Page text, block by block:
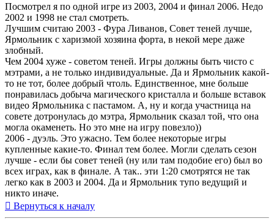
Посмотрел я по одной игре из 2003, 2004 и финал 2006. Недо
2002 и 1998 не стал смотреть.
Лучшим считаю 2003 - Фура Ливанов, Совет теней лучше,
Ярмольник с харизмой хозяина форта, в некой мере даже
злобный.
Чем 2004 хуже - советом теней. Игры должны быть чисто с
мэтрами, а не только индивидуальные. Да и Ярмольник какой-
то не тот, более добрый чтоль. Единственное, мне больше
понравилась добыча магического кристалла и больше вставок
видео Ярмольника с пастамом. А, ну и когда участница на
совете дотронулась до мэтра, Ярмольник сказал той, что она
могла окаменеть. Но это мне на игру повезло))
2006 - дуэль. Это ужасно. Тем более некоторые игры
купленные какие-то. Финал тем более. Могли сделать сезон
лучше - если бы совет теней (ну или там подобие его) был во
всех играх, как в финале. А так.. эти 1:20 смотрятся не так
легко как в 2003 и 2004. Да и Ярмольник тупо ведущий и
никто иначе.
Вернуться к началу